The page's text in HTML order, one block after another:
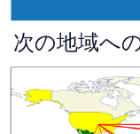
次の地域へ